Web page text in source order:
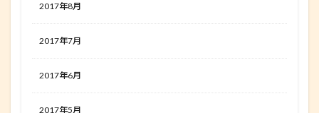
2017年8月
2017年7月
2017年6月
2017年5月